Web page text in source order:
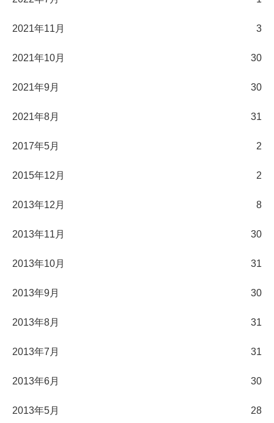
2021年11月 3
2021年10月 30
2021年9月 30
2021年8月 31
2017年5月 2
2015年12月 2
2013年12月 8
2013年11月 30
2013年10月 31
2013年9月 30
2013年8月 31
2013年7月 31
2013年6月 30
2013年5月 28